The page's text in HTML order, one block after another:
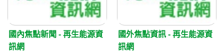
國內焦點新聞 - 再生能源資
訊網
國外焦點資訊 - 再生能源資
訊網